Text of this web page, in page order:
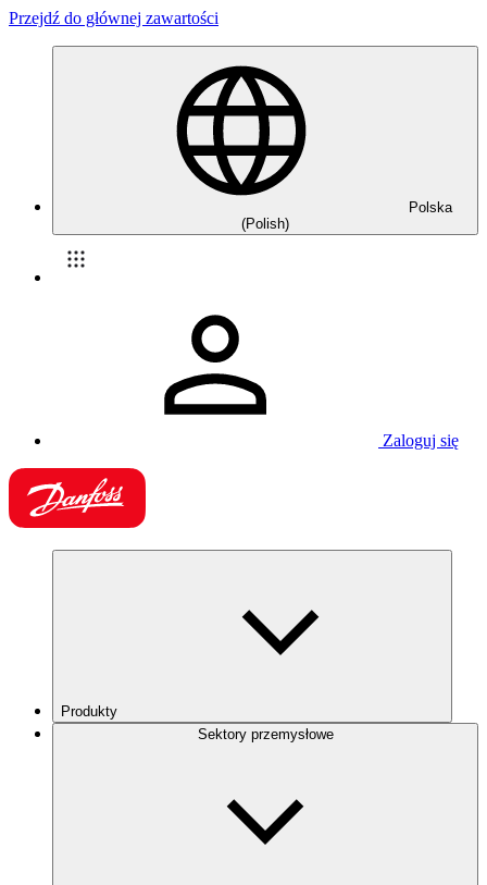
Przejdź do głównej zawartości
Polska
(Polish)
Zaloguj się
Produkty
Sektory przemysłowe